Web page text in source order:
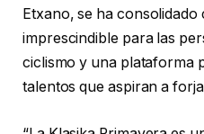
Etxano, se ha consolidado
imprescindible para las
ciclismo y una plataforma
talentos que aspiran a